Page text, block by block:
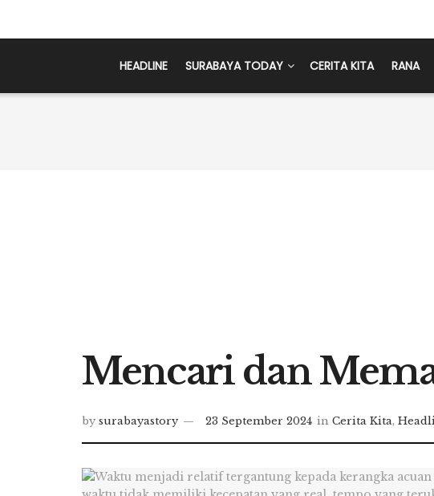
HEADLINE SURABAYA TODAY CERITA KITA RANA
Mencari dan
by surabayastory 23 September 2024 in Cerita Kita,